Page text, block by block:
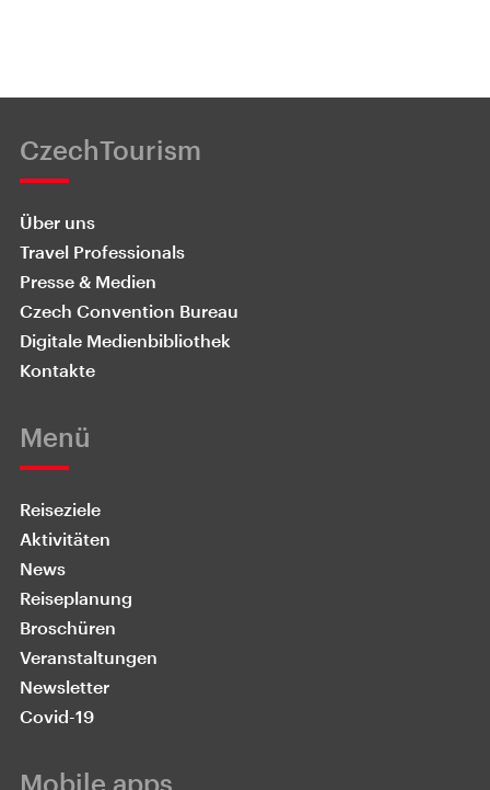
CzechTourism
Über uns
Travel Professionals
Presse & Medien
Czech Convention Bureau
Digitale Medienbibliothek
Kontakte
Menü
Reiseziele
Aktivitäten
News
Reiseplanung
Broschüren
Veranstaltungen
Newsletter
Covid-19
Mobile apps